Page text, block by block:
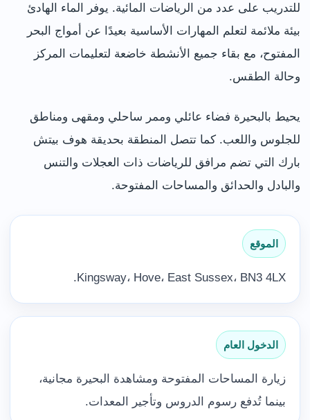
للتدريب على عدد من الرياضات المائية. يوفر الماء الهادئ
بيئة ملائمة لتعلم المهارات الأساسية بعيدًا عن أمواج البحر
المفتوح، مع بقاء جميع الأنشطة خاضعة لتعليمات المركز
وحالة الطقس.
يحيط بالبحيرة فضاء عائلي وممر ساحلي ومقهى ومناطق
للجلوس واللعب. كما تتصل المنطقة بحديقة هوف بيتش
بارك التي تضم مرافق للرياضات ذات العجلات والتنس
والبادل والحدائق والمساحات المفتوحة.
الموقع
Kingsway، Hove، East Sussex، BN3 4LX.
الدخول العام
زيارة المساحات المفتوحة ومشاهدة البحيرة مجانية،
بينما تُدفع رسوم الدروس وتأجير المعدات.